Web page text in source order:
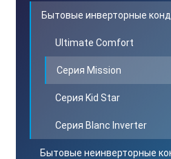
Бытовые инверторные
Ultimate Comfort
Серия Mission
Серия Kid Star
Серия Blanc Inverter
Бытовые неинверторные